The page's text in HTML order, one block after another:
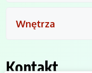
Wnętrza
Kontakt